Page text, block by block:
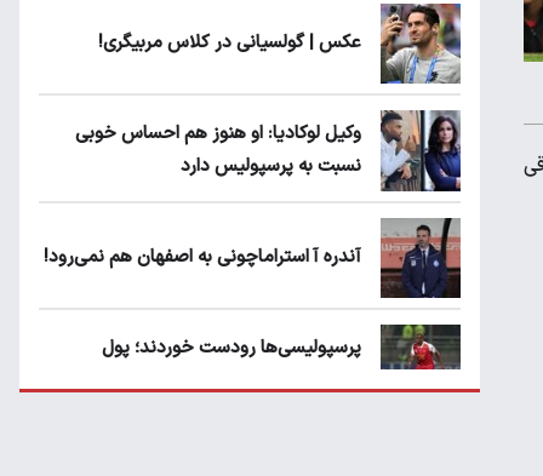
و باقی
عکس | گولسیانی در کلاس مربیگری!
وکیل لوکادیا: او هنوز هم احساس خوبی
نسبت به پرسپولیس دارد
آندره آ استراماچونی به اصفهان هم نمی‌رود!
پرسپولیسی‌ها رودست خوردند؛ پول